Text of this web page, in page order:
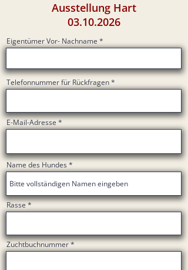
Ausstellung Hart
03.10.2026
Eigentümer Vor- Nachname
Telefonnummer für Rückfragen
E-Mail-Adresse
Name des Hundes
Rasse
Zuchtbuchnummer